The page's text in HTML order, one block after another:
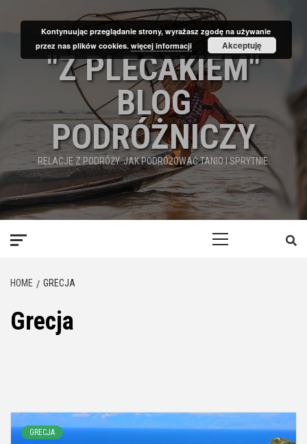
"Z PLECAKIEM"
BLOG
PODRÓŻNICZY
RELACJE Z PODRÓŻY. JAK PODRÓŻOWAĆ TANIO I SPRYTNIE.
HOME GRECJA
Grecja
GRECJA
Kontynuując przeglądanie strony, wyrażasz zgodę na używanie
przez nas plików cookies.więcej informacji Akceptuję